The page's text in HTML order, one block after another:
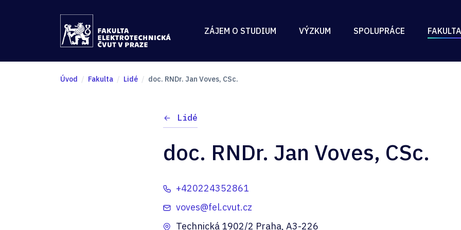
ZÁJEM O STUDIUM VÝZKUM SPOLUPRÁCE FAKULTA
Úvod Fakulta Lidé doc. RNDr. Jan Voves, CSc.
Lidé
doc. RNDr. Jan Voves, CSc.
+420224352861
voves@fel.cvut.cz
Technická 1902/2 Praha, A3-226